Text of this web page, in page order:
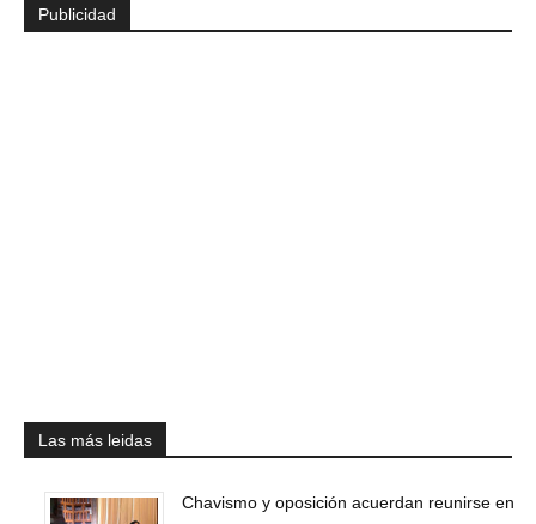
Publicidad
Las más leidas
Chavismo y oposición acuerdan reunirse en